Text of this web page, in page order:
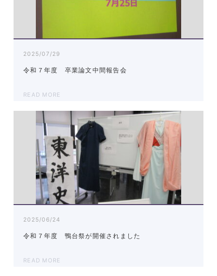
2025/07/29
令和７年度 卒業論文中間報告会
READ MORE
2025/06/24
令和７年度 鴨台祭が開催されました
READ MORE